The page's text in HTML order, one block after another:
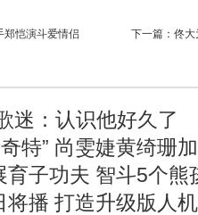
郑恺演斗爱情侣 下一篇： 佟大
迷：认识他好久了
特” 尚雯婕黄绮珊
子功夫 智斗5个熊
将播 打造升级版人